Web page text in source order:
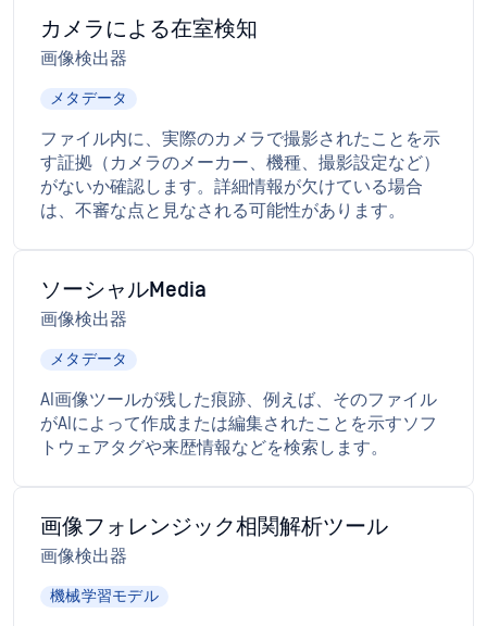
カメラによる在室検知
画像検出器
メタデータ
ファイル内に、実際のカメラで撮影されたことを示
す証拠（カメラのメーカー、機種、撮影設定など）
がないか確認します。詳細情報が欠けている場合
は、不審な点と見なされる可能性があります。
ソーシャルMedia
画像検出器
メタデータ
AI画像ツールが残した痕跡、例えば、そのファイル
がAIによって作成または編集されたことを示すソフ
トウェアタグや来歴情報などを検索します。
画像フォレンジック相関解析ツール
画像検出器
機械学習モデル